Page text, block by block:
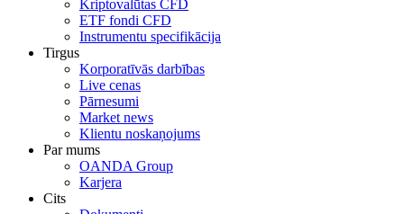
Kriptovalūtas CFD
ETF fondi CFD
Instrumentu specifikācija
Tirgus
Korporatīvās darbības
Live cenas
Pārnesumi
Market news
Klientu noskaņojums
Par mums
OANDA Group
Karjera
Cits